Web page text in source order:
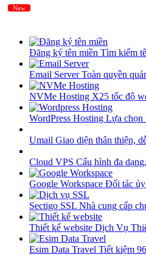
Đăng ký tên miền Tìm kiếm
Email ServerToàn quyền
NVMe Hosting X25 tốc độ
WordPress Hosting Lựa chọn
Umail Giao diện thân thiện,
Cloud VPS Cấu hình đa
Google Workspace Đối tác ủy
Sectigo SSL Nhà cung cấp
Thiết kế website Dịch Vụ
Esim Data Travel Tiết kiệm
New
New